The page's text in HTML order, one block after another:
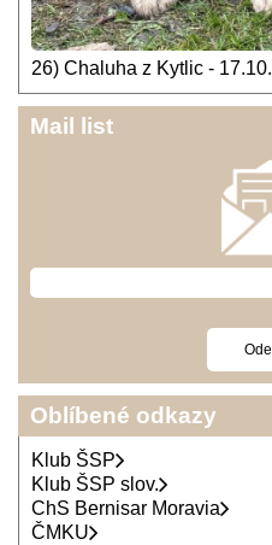
26) Chaluha z Kytlic -
Mail list
Oblíbené odkazy
Klub ŠSP
Klub ŠSP slov.
ChS Bernisar Moravia
ČMKU